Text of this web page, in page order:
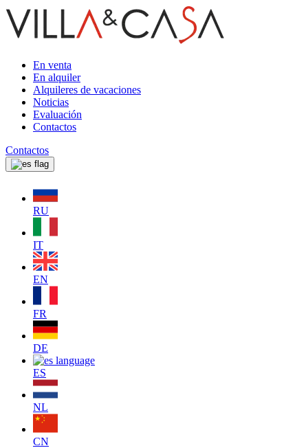
En venta
En alquiler
Alquileres de vacaciones
Noticias
Evaluación
Contactos
Contactos
RU
IT
EN
FR
DE
ES
NL
CN